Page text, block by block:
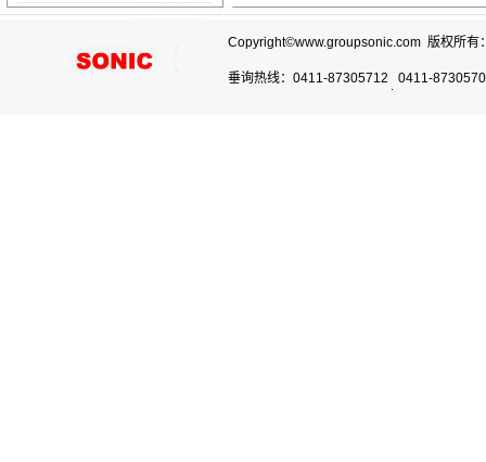
Copyright©www.groupsonic.com 版权所有
垂询热线：0411-87305712 0411-